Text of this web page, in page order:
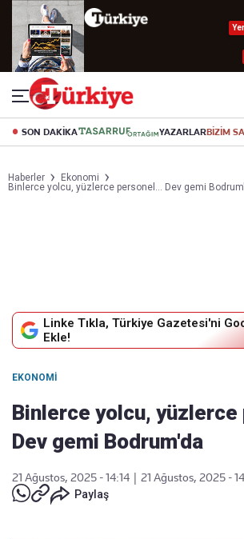
SON DAKİKA YAZARLARBİZİM
Haberler
Ekonomi
Binlerce yolcu, yüzlerce personel... Dev gemi
Linke Tıkla, Türkiye Gazetesi'ni
Ekle!
EKONOMI
Binlerce yolcu,
Dev gemi Bodrum'da
21 Ağustos, 2025 - 14:14
21 Ağustos, 2025 -
Paylaş